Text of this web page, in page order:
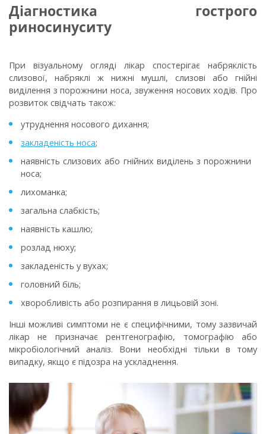
Діагностика гострого
риносинуситу
При візуальному огляді лікар спостерігає набряклість
слизової, набряклі ж нижні мушлі, слизові або гнійні
виділення з порожнини носа, звуження носових ходів. Про
розвиток свідчать також:
утруднення носового дихання;
закладеність носа;
наявність слизових або гнійних виділень з порожнини
носа;
лихоманка;
загальна слабкість;
наявність кашлю;
розлад нюху;
закладеність у вухах;
головний біль;
хворобливість або розпирання в лицьовій зоні.
Інші можливі симптоми не є специфічними, тому зазвичай
лікар не призначає рентгенографію, томографію або
мікробіологічний аналіз. Вони необхідні тільки в тому
випадку, якщо є підозра на ускладнення.